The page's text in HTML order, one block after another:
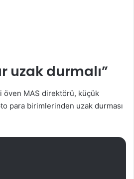
uzak durmalı”
öven MAS direktörü, küçük
para birimlerinden uzak durması